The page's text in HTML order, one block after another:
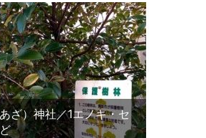
ざ）神社／1エノキ・セ